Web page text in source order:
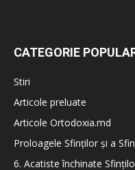
CATEGORIE
Stiri
Articole preluate
Articole Ortodoxia.md
Proloagele Sfinților și a
6. Acatiste închinate